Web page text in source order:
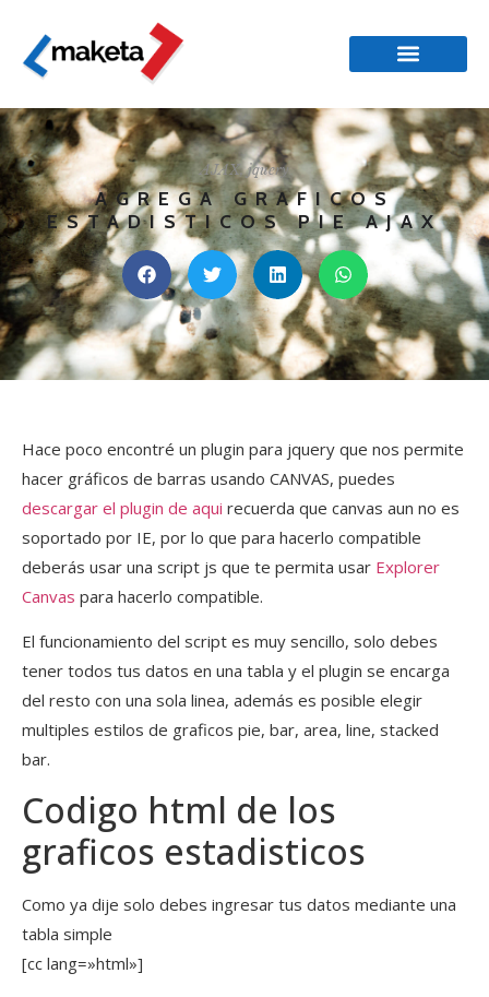
AJAX,jquery
AGREGA GRAFICOS
ESTADISTICOS PIE AJAX
Hace poco encontré un plugin para jquery que nos permite
hacer gráficos de barras usando CANVAS, puedes
descargar el plugin de aqui recuerda que canvas aun no es
soportado por IE, por lo que para hacerlo compatible
deberás usar una script js que te permita usar Explorer
Canvas para hacerlo compatible.
El funcionamiento del script es muy sencillo, solo debes
tener todos tus datos en una tabla y el plugin se encarga
del resto con una sola linea, además es posible elegir
multiples estilos de graficos pie, bar, area, line, stacked
bar.
Codigo html de los
graficos estadisticos
Como ya dije solo debes ingresar tus datos mediante una
tabla simple
[cc lang=»html»]